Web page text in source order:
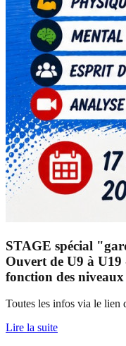
STAGE spécial
Ouvert de U9 à U19
fonction des niveaux
Toutes les infos via le lien
Lire la suite